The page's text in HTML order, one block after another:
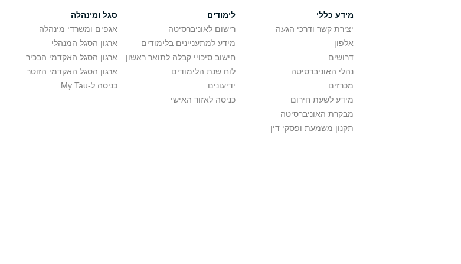
מידע כללי
יצירת קשר ודרכי הגעה
אלפון
דרושים
נהלי האוניברסיטה
מכרזים
מידע לשעת חירום
מבקרת האוניברסיטה
תקנון משמעת ופסקי דין
לימודים
רישום לאוניברסיטה
מידע למתעניינים בלימודים
חישוב סיכויי קבלה לתואר ראשון
לוח שנת הלימודים
ידיעונים
כניסה לאזור האישי
סגל ומינהלה
אגפים ומשרדי מינהלה
ארגון הסגל המנהלי
ארגון הסגל האקדמי הבכיר
ארגון הסגל האקדמי הזוטר
כניסה ל-My Tau